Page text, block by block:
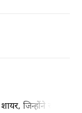
जिन्होंने सख़्त